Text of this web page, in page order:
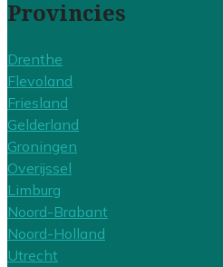
Provincies
Drenthe
Flevoland
Friesland
Gelderland
Groningen
Overijssel
Limburg
Noord-Brabant
Noord-Holland
Utrecht